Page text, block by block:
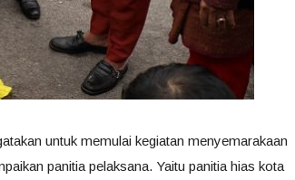
untuk memulai kegiatan menyemarakaan
panitia pelaksana. Yaitu panitia hias kota